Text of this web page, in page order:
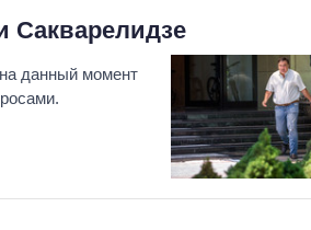
Сакварелидзе
данный момент